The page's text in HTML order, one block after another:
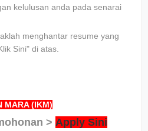
kelulusan anda pada senarai
menghantar resume yang
Sini" di atas.
MARA (IKM)
> Apply Sini